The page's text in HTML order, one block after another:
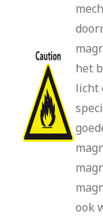
het
licht
ook